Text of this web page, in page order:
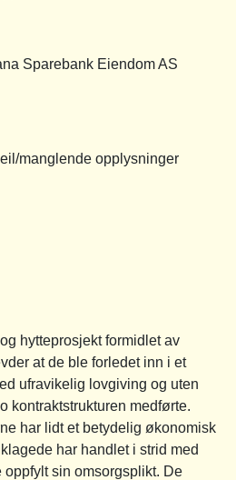
Eiendom AS
opplysninger
hytteprosjekt formidlet av
at de ble forledet inn i et
ufravikelig lovgiving og uten
kontraktstrukturen medførte.
har lidt et betydelig økonomisk
har handlet i strid med
sin omsorgsplikt. De